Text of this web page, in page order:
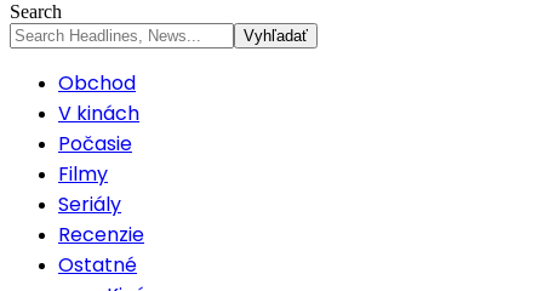
Search
Obchod
V kinách
Počasie
Filmy
Seriály
Recenzie
Ostatné